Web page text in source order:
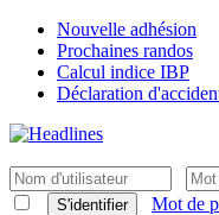
Nouvelle adhésion
Prochaines randos
Calcul indice IBP
Déclaration
S'identifier Mot de